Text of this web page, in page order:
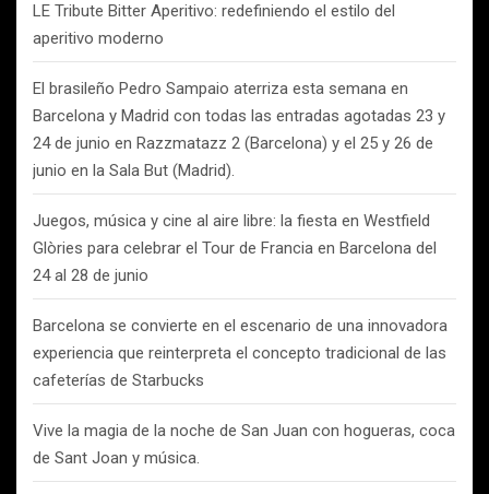
LE Tribute Bitter Aperitivo: redefiniendo el estilo del
aperitivo moderno
El brasileño Pedro Sampaio aterriza esta semana en
Barcelona y Madrid con todas las entradas agotadas 23 y
24 de junio en Razzmatazz 2 (Barcelona) y el 25 y 26 de
junio en la Sala But (Madrid).
Juegos, música y cine al aire libre: la fiesta en Westfield
Glòries para celebrar el Tour de Francia en Barcelona del
24 al 28 de junio
Barcelona se convierte en el escenario de una innovadora
experiencia que reinterpreta el concepto tradicional de las
cafeterías de Starbucks
Vive la magia de la noche de San Juan con hogueras, coca
de Sant Joan y música.